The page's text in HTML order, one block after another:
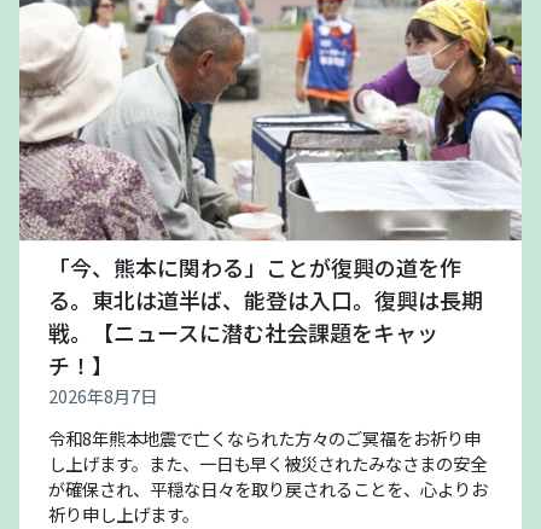
「今、熊本に関わる」ことが復興の道を作
る。東北は道半ば、能登は入口。復興は長期
戦。【ニュースに潜む社会課題をキャッ
チ！】
2026年8月7日
令和8年熊本地震で亡くなられた方々のご冥福をお祈り申
し上げます。また、一日も早く被災されたみなさまの安全
が確保され、平穏な日々を取り戻されることを、心よりお
祈り申し上げます。